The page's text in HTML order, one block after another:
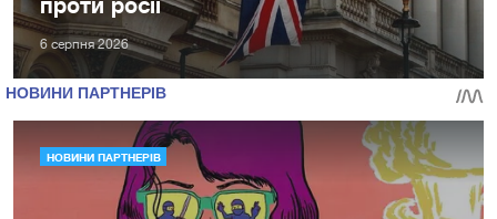
6 серпня 2026